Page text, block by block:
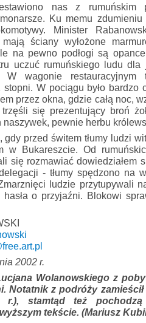
nas z rumuńskim
Ku memu zdumieniu
Minister
ściany wyłożone
na pewno podłogi są
uczuć rumuńskiego ludu
W wagonie restauracyjnym
W pociągu było bardzo
przez okna, gdzie całą noc,
się prezentujący broń
naszywek, pewnie herbu
gdy przed świtem tłumy ludzi
w Bukareszcie. Od
się rozmawiać dowiedziałem
- tłumy spędzono na
ludzie przytupywali
hasła o przyjaźni. Blokowi
2002 r.
Wolanowskiego z
Notatnik z podróży
r.), stamtąd też
tekście. (Mariusz